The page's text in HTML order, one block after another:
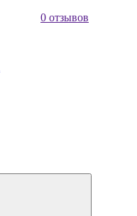
0 отзывов